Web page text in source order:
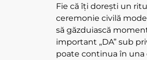
Fie că îți dorești un
ceremonie civilă
să găzduiască
important „DA” sub
poate continua în una